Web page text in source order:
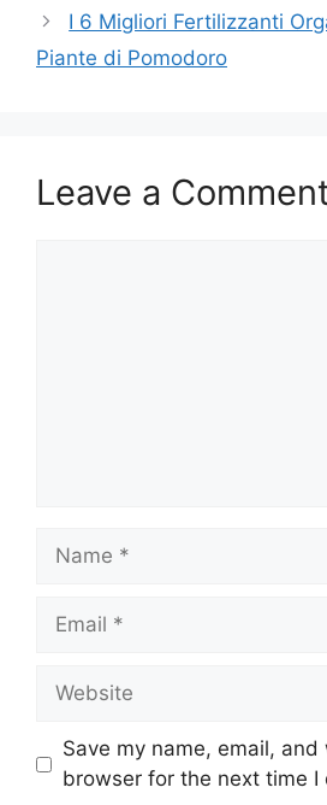
I 6 Migliori Fertilizzanti
Piante di Pomodoro
Leave a
Name
Email
Website
Save my name, email,
browser for the next time I